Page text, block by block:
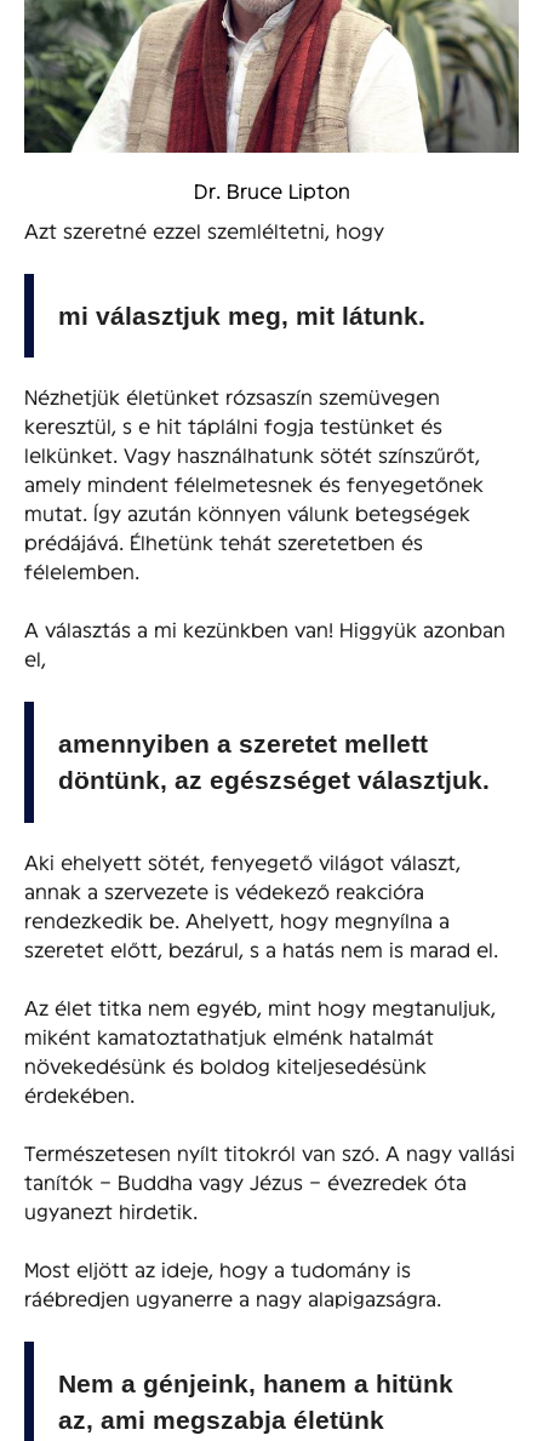
Dr. Bruce Lipton
Azt szeretné ezzel szemléltetni, hogy
mi választjuk meg, mit látunk.
Nézhetjük életünket rózsaszín szemüvegen
keresztül, s e hit táplálni fogja testünket és
lelkünket. Vagy használhatunk sötét színszűrőt,
amely mindent félelmetesnek és fenyegetőnek
mutat. Így azután könnyen válunk betegségek
prédájává. Élhetünk tehát szeretetben és
félelemben.
A választás a mi kezünkben van! Higgyük azonban
el,
amennyiben a szeretet mellett
döntünk, az egészséget választjuk.
Aki ehelyett sötét, fenyegető világot választ,
annak a szervezete is védekező reakcióra
rendezkedik be. Ahelyett, hogy megnyílna a
szeretet előtt, bezárul, s a hatás nem is marad el.
Az élet titka nem egyéb, mint hogy megtanuljuk,
miként kamatoztathatjuk elménk hatalmát
növekedésünk és boldog kiteljesedésünk
érdekében.
Természetesen nyílt titokról van szó. A nagy vallási
tanítók – Buddha vagy Jézus – évezredek óta
ugyanezt hirdetik.
Most eljött az ideje, hogy a tudomány is
ráébredjen ugyanerre a nagy alapigazságra.
Nem a génjeink, hanem a hitünk
az, ami megszabja életünk